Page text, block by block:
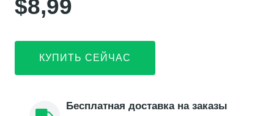
$8,99
КУПИТЬ СЕЙЧАС
Бесплатная доставка на заказы